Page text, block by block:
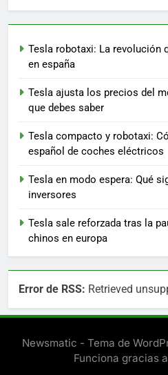
Tesla robotaxi: La revolución
en españa
Tesla ajusta los precios del
que debes saber
Tesla compacto y robotaxi:
español de coches eléctricos
Tesla en modo espera: Qué
inversores
Tesla sale reforzada tras la
chinos en europa
Error de RSS: Retrieved
Newsmatic - Tema de
Funciona gracias a